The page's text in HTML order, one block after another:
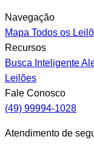
Navegação
Mapa Todos os
Recursos
Busca Inteligente
Leilões
Fale Conosco
(49) 99994-1028
Atendimento de